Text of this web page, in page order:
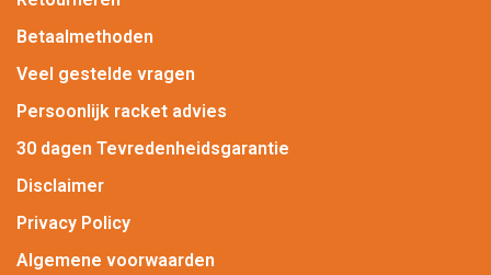
Betaalmethoden
Veel gestelde vragen
Persoonlijk racket advies
30 dagen Tevredenheidsgarantie
Disclaimer
Privacy Policy
Algemene voorwaarden